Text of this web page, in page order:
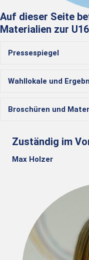
Auf dieser Seite
Materialien zur
Pressespiegel
Wahllokale und
Broschüren und
Zuständig im
Max Holzer